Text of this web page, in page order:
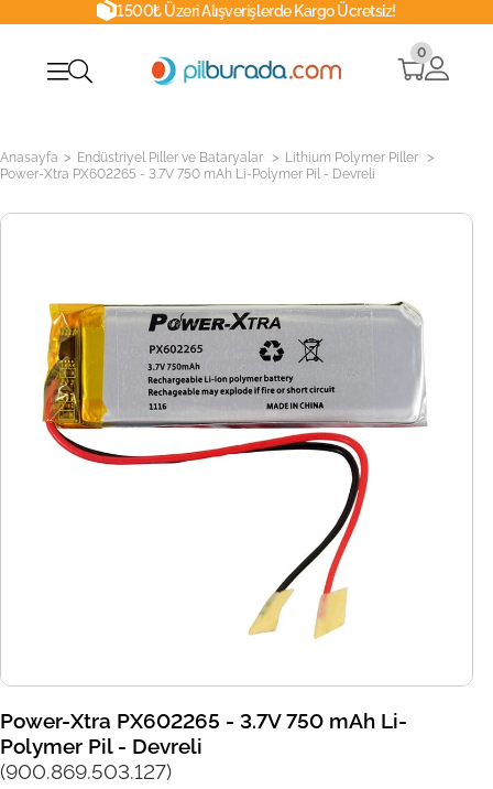
1500₺ Üzeri Alışverişlerde Kargo Ücretsiz!
0
Anasayfa > Endüstriyel Piller ve Bataryalar > Lithium Polymer Piller >
Power-Xtra PX602265 - 3.7V 750 mAh Li-Polymer Pil - Devreli
Power-Xtra PX602265 - 3.7V 750 mAh Li-
Polymer Pil - Devreli
(900.869.503.127)